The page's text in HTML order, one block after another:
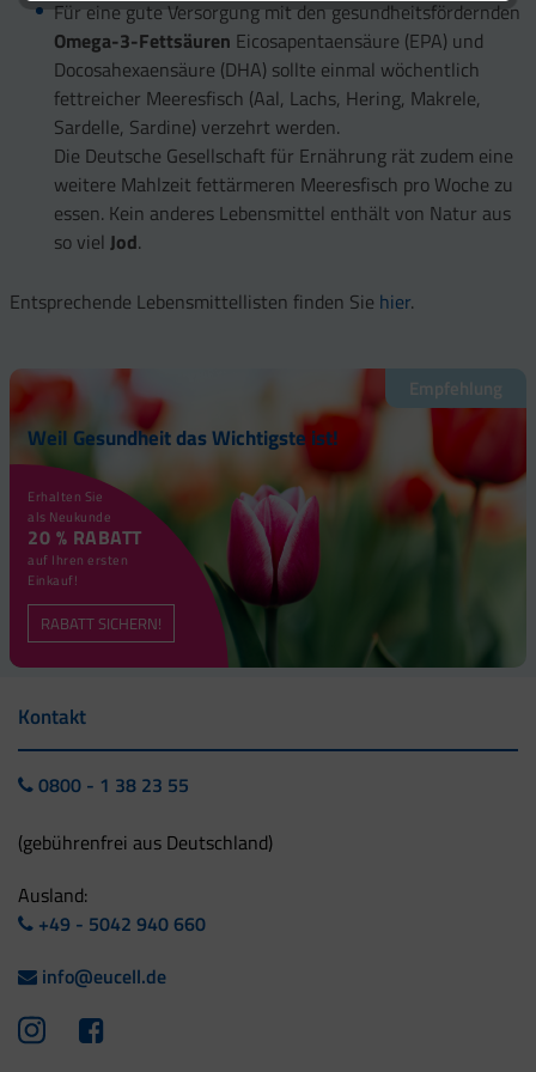
Für eine gute Versorgung mit den gesundheitsfördernden
Omega-3-Fettsäuren Eicosapentaensäure (EPA) und
Docosahexaensäure (DHA) sollte einmal wöchentlich
fettreicher Meeresfisch (Aal, Lachs, Hering, Makrele,
Sardelle, Sardine) verzehrt werden.
Die Deutsche Gesellschaft für Ernährung rät zudem eine
weitere Mahlzeit fettärmeren Meeresfisch pro Woche zu
essen. Kein anderes Lebensmittel enthält von Natur aus
so viel Jod.
Entsprechende Lebensmittellisten finden Sie hier.
Empfehlung
Weil Gesundheit das Wichtigste ist!
Erhalten Sie
als Neukunde
20 % RABATT
auf Ihren ersten
Einkauf!
RABATT SICHERN!
Kontakt
0800 - 1 38 23 55
(gebührenfrei aus Deutschland)
Ausland:
+49 - 5042 940 660
info@eucell.de